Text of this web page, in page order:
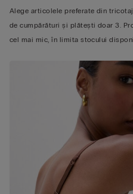
Alege articolele preferate din
de cumpărături și plătești doar 3.
cel mai mic, în limita stocului